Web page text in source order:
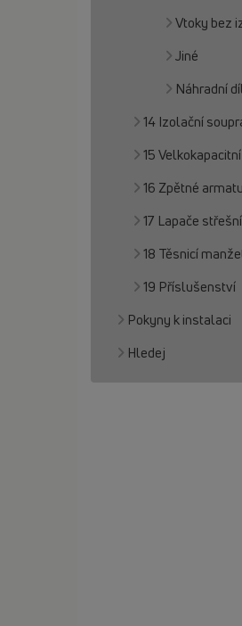
Vtoky bez
Jiné
Náhradní
14 Izolační
15
16 Zpětné
17 Lapače
18 Těsnicí
19 Příslušenství
Pokyny k instalaci
Hledej